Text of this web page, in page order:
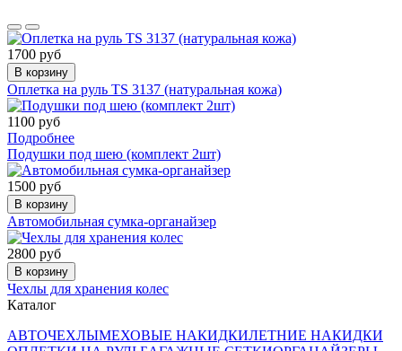
1700 руб
В корзину
Оплетка на руль TS 3137 (натуральная кожа)
1100 руб
Подробнее
Подушки под шею (комплект 2шт)
1500 руб
В корзину
Автомобильная сумка-органайзер
2800 руб
В корзину
Чехлы для хранения колес
Каталог
АВТОЧЕХЛЫМЕХОВЫЕ НАКИДКИЛЕТНИЕ НАКИДКИ